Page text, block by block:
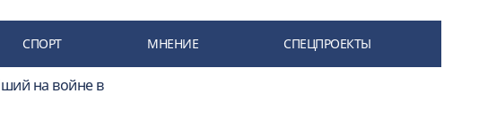
СПОРТ МНЕНИЕ СПЕЦПРОЕКТЫ
на войне в